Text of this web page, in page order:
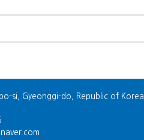
si, Gyeonggi-do, Republic of Korea